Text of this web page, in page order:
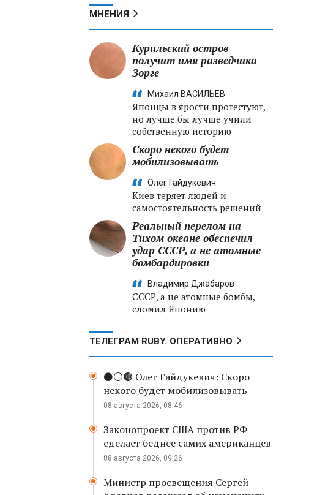
МНЕНИЯ
Курильский остров
получит имя разведчика
Зорге
Михаил ВАСИЛЬЕВ
Японцы в ярости протестуют,
но лучше бы лучше учили
собственную историю
Скоро некого будет
мобилизовывать
Олег Гайдукевич
Киев теряет людей и
самостоятельность решений
Реальный перелом на
Тихом океане обеспечил
удар СССР, а не атомные
бомбардировки
Владимир Джабаров
СССР, а не атомные бомбы,
сломил Японию
ТЕЛЕГРАМ RUBY. ОПЕРАТИВНО
⚫️⚪️🟤 Олег Гайдукевич: Скоро
некого будет мобилизовывать
08 августа 2026, 08:46
Законопроект США против РФ
сделает беднее самих американцев
08 августа 2026, 09:26
Министр просвещения Сергей